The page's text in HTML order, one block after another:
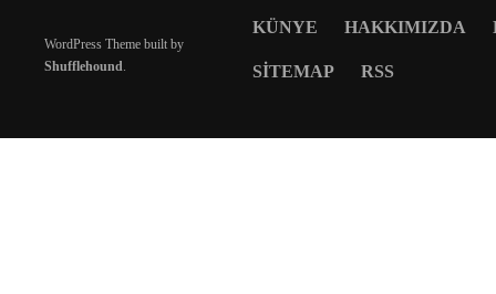
WordPress Theme built by
Shufflehound.
KÜNYE HAKKIMIZDA
SITEMAP RSS